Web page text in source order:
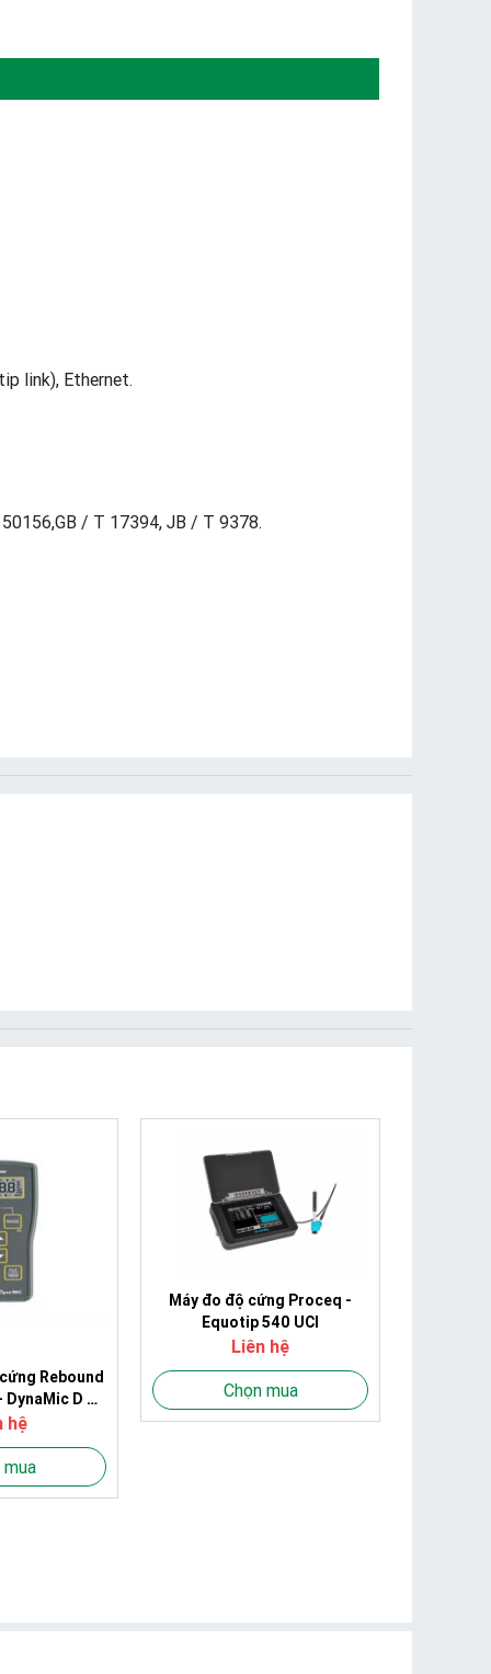
link), Ethernet.
/ T 17394, JB / T 9378.
Rebound
D &
hệ
mua
Máy đo độ cứng Proceq -
Equotip 540 UCI
Liên hệ
Chọn mua